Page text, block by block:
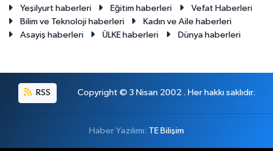
Yeşilyurt haberleri
Eğitim haberleri
Vefat Haberleri
Bilim ve Teknoloji haberleri
Kadın ve Aile haberleri
Asayiş haberleri
ÜLKE haberleri Dünya haberleri
RSS Copyright © 3 Nisan 2002 . Her hakkı saklıdır.
Haber Yazılımı: TE Bilişim